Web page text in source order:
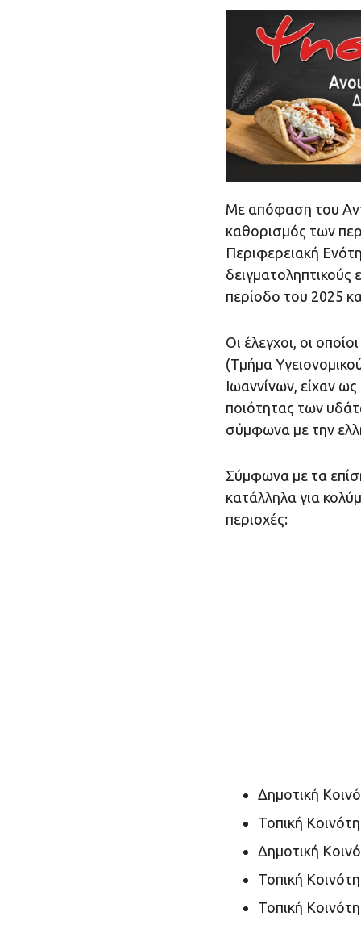
Με απόφαση του
καθορισμός των
Περιφερειακή
δειγματοληπτικούς
περίοδο του 2025
Οι έλεγχοι, οι
(Τμήμα
Ιωαννίνων, είχαν
ποιότητας των
σύμφωνα με την
Σύμφωνα με τα
κατάλληλα για
περιοχές:
Δημοτική
Τοπική
Δημοτική
Τοπική
Τοπική